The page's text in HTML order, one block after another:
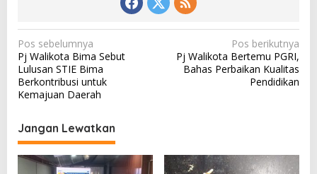
N
a
v
i
g
a
s
Pos sebelumnya
Pj Walikota Bima Sebut
Lulusan STIE Bima
Berkontribusi untuk
Kemajuan Daerah
Pos berikutnya
Pj Walikota Bertemu PGRI,
Bahas Perbaikan Kualitas
Pendidikan
Jangan Lewatkan